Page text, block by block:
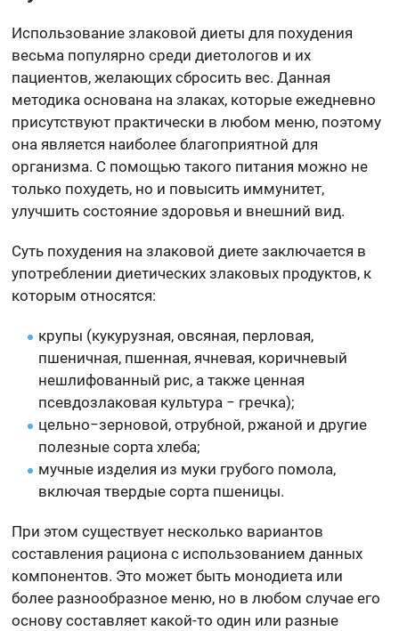
Использование злаковой диеты для похудения
весьма популярно среди диетологов и их
пациентов, желающих сбросить вес. Данная
методика основана на злаках, которые ежедневно
присутствуют практически в любом меню, поэтому
она является наиболее благоприятной для
организма. С помощью такого питания можно не
только похудеть, но и повысить иммунитет,
улучшить состояние здоровья и внешний вид.
Суть похудения на злаковой диете заключается в
употреблении диетических злаковых продуктов, к
которым относятся:
крупы (кукурузная, овсяная, перловая,
пшеничная, пшенная, ячневая, коричневый
нешлифованный рис, а также ценная
псевдозлаковая культура − гречка);
цельно−зерновой, отрубной, ржаной и другие
полезные сорта хлеба;
мучные изделия из муки грубого помола,
включая твердые сорта пшеницы.
При этом существует несколько вариантов
составления рациона с использованием данных
компонентов. Это может быть монодиета или
более разнообразное меню, но в любом случае его
основу составляет какой-то один или разные